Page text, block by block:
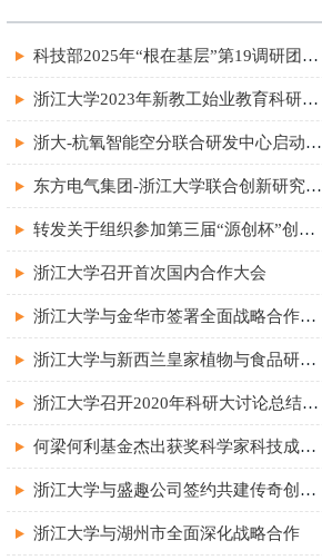
科技部2025年“根在基层”第19调研团调研座谈会在我校召开
浙江大学2023年新教工始业教育科研专题培训会顺利举行
浙大-杭氧智能空分联合研发中心启动仪式举行
东方电气集团-浙江大学联合创新研究院揭牌仪式举行
转发关于组织参加第三届“源创杯”创新创意大赛的通知
浙江大学召开首次国内合作大会
浙江大学与金华市签署全面战略合作协议
浙江大学与新西兰皇家植物与食品研究院签署科技合作框架协议
浙江大学召开2020年科研大讨论总结大会
何梁何利基金杰出获奖科学家科技成就报告会在浙大举行
浙江大学与盛趣公司签约共建传奇创新研究中心
浙江大学与湖州市全面深化战略合作